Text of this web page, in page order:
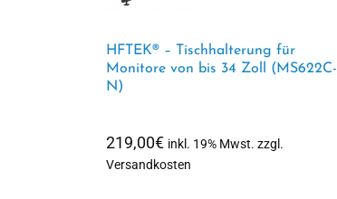
HFTEK® – Tischhalterung für
Monitore von bis 34 Zoll (MS622C-
N)
219,00€ inkl. 19% Mwst. zzgl.
Versandkosten